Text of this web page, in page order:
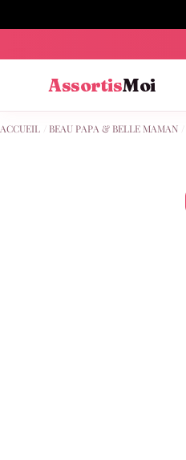
AssortisMoi
ACCUEIL BEAU PAPA & BELLE MAMAN